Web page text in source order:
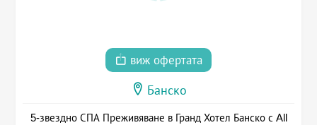
виж офертата
Банско
5-звездно СПА Преживяване в Гранд Хотел Банско с All